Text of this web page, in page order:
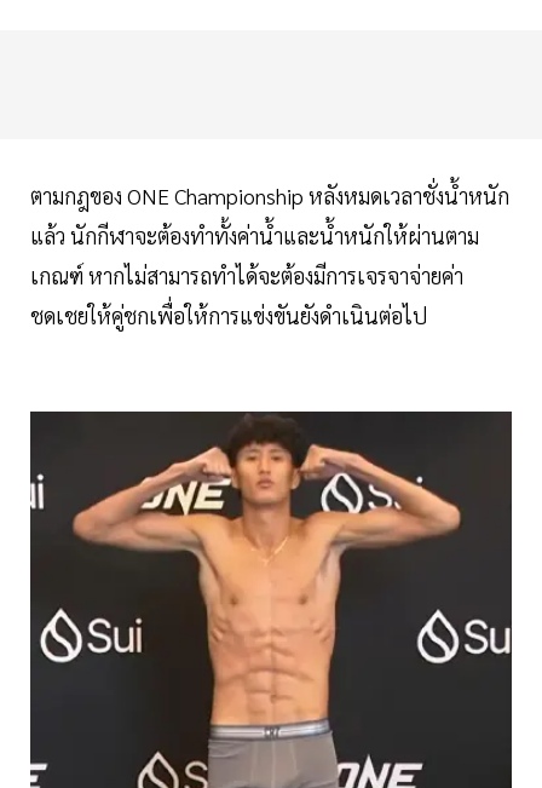
ตามกฎของ ONE Championship หลังหมดเวลาชั่งน้ำหนัก
แล้ว นักกีฬาจะต้องทำทั้งค่าน้ำและน้ำหนักให้ผ่านตาม
เกณฑ์ หากไม่สามารถทำได้จะต้องมีการเจรจาจ่ายค่า
ชดเชยให้คู่ชกเพื่อให้การแข่งขันยังดำเนินต่อไป